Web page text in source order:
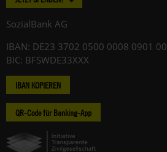
SozialBank AG
IBAN: DE23 3702 0500 0008 0901 00
BIC: BFSWDE33XXX
IBAN KOPIEREN
QR-Code für Banking-App